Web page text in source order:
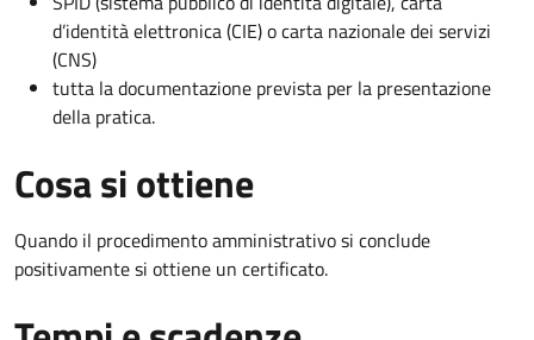
d’identità elettronica (CIE) o carta nazionale dei servizi
(CNS)
tutta la documentazione prevista per la presentazione
della pratica.
Cosa si ottiene
Quando il procedimento amministrativo si conclude
positivamente si ottiene un certificato.